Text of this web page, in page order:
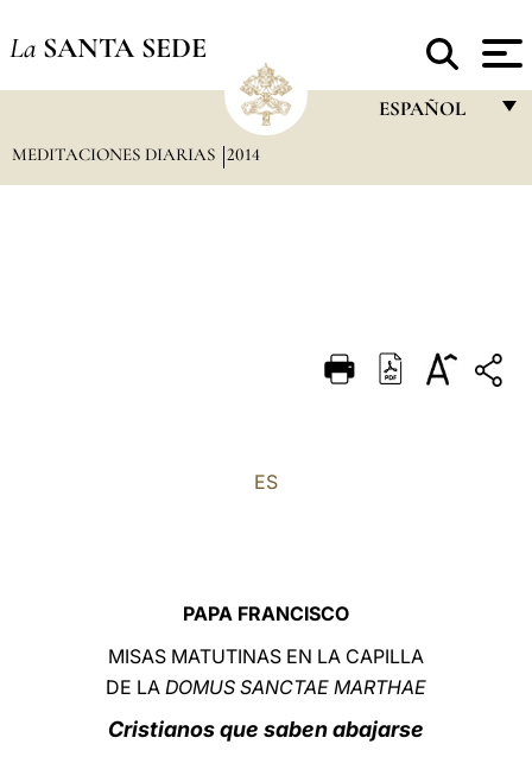
La SANTA SEDE
ESPAÑOL
DEUTSCH
MEDITACIONES DIARIAS 2014
ES
PAPA FRANCISCO
MISAS MATUTINAS EN LA CAPILLA
DE LA DOMUS SANCTAE MARTHAE
Cristianos que saben abajarse